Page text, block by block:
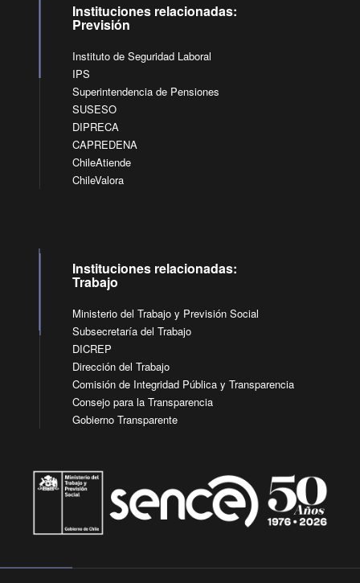
Instituciones relacionadas:
Previsión
Instituto de Seguridad Laboral
IPS
Superintendencia de Pensiones
SUSESO
DIPRECA
CAPREDENA
ChileAtiende
ChileValora
Instituciones relacionadas:
Trabajo
Ministerio del Trabajo y Previsión Social
Subsecretaría del Trabajo
DICREP
Dirección del Trabajo
Comisión de Integridad Pública y Transparencia
Consejo para la Transparencia
Gobierno Transparente